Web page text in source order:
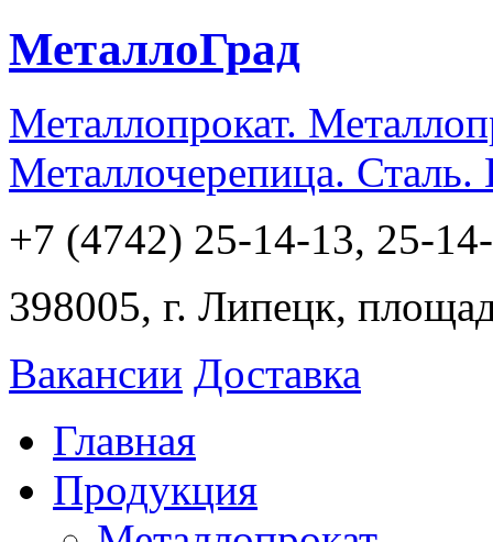
МеталлоГрад
Металлопрокат.
Металлочерепица.
+7 (4742) 25-14-13, 25-
398005, г. Липецк,
Вакансии Доставка
Главная
Продукция